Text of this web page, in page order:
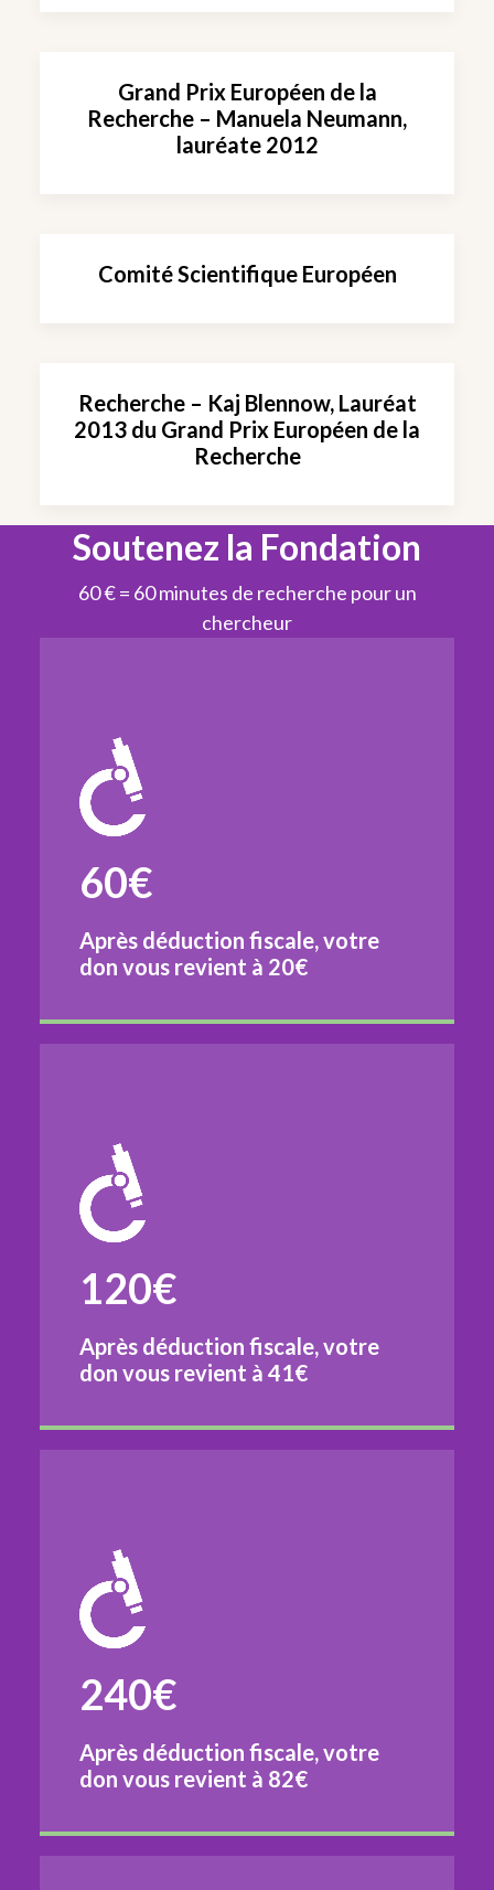
Grand Prix Européen de la
Recherche – Manuela Neumann,
lauréate 2012
Comité Scientifique Européen
Recherche – Kaj Blennow, Lauréat
2013 du Grand Prix Européen de la
Recherche
Soutenez la Fondation
60 € = 60 minutes de recherche pour un
chercheur
60€
Après déduction fiscale, votre
don vous revient à 20€
120€
Après déduction fiscale, votre
don vous revient à 41€
240€
Après déduction fiscale, votre
don vous revient à 82€